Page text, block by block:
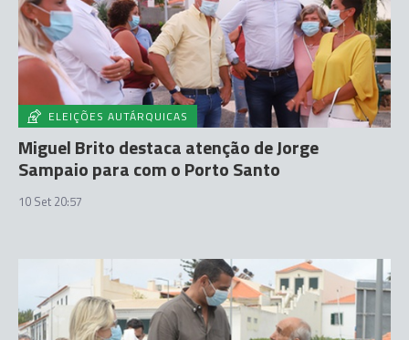
ELEIÇÕES AUTÁRQUICAS
Miguel Brito destaca atenção de Jorge
Sampaio para com o Porto Santo
10 Set 20:57